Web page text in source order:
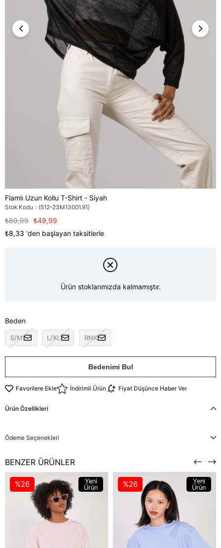
Flamlı Uzun Kollu T-Shirt - Siyah
Stok Kodu (512-23M13001.91)
₺89,99 ₺49,99
₺8,33 'den başlayan taksitlerle
Ürün stoklarımızda kalmamıştır.
Beden
S/M L/XL RNK
Bedenimi Bul
Favorilere Ekle İndirimli Ürün Fiyat Düşünce Haber Ver
Ürün Özellikleri
Ödeme Seçenekleri
BENZER ÜRÜNLER
%26
Yeni
Ürün
%26
Yeni
Ürün